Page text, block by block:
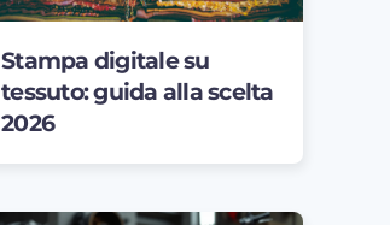
Stampa digitale su
tessuto: guida alla scelta
2026